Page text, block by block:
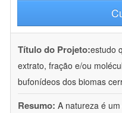
Título do Projeto:estudo
extrato, fração e/ou
bufonídeos dos biomas
Resumo: A natureza é